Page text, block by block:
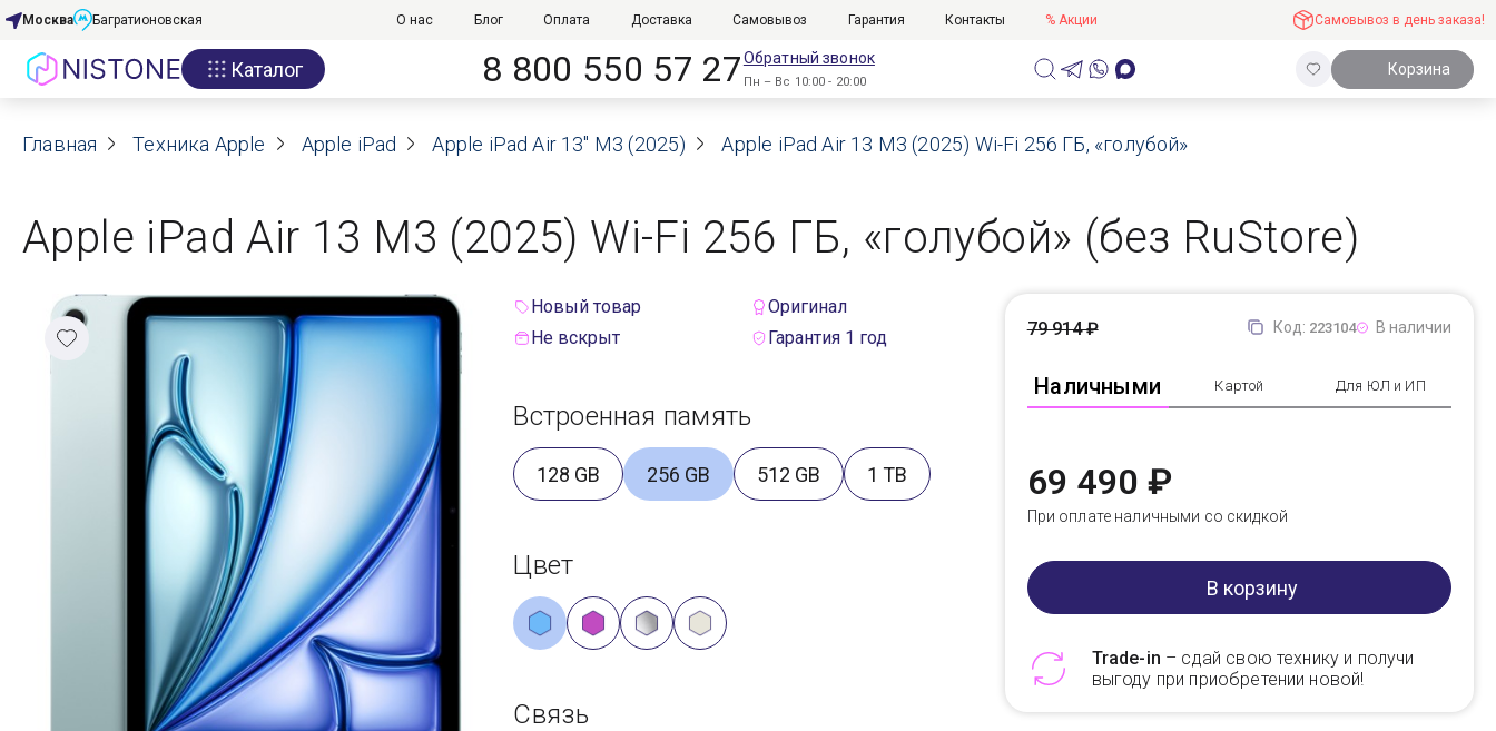
Акции
О нас
Реквизиты
Контакты
Гарантия
Оплата
Самовывоз
Trade-In
Москва Багратионовская О нас Блог Оплата Доставка Самовывоз Гарантия Контакты % Акции Самовывоз в день заказа!
Каталог 8 800 550 57 27Обратный звонок
Пн – Вс 10:00 - 20:00
Корзина
Главная Техника Apple Apple iPad Apple iPad Air 13" M3 (2025) Apple iPad Air 13 M3 (2025) Wi-Fi 256 ГБ, «голубой»
Apple iPad Air 13 M3 (2025) Wi-Fi 256 ГБ, «голубой» (без RuStore)
Новый товар
Оригинал
Не вскрыт
Гарантия 1 год
Встроенная память
128 GB 256 GB 512 GB 1 TB
Цвет
Связь
Код: 223104 В наличии
Наличными Картой Для ЮЛ и ИП
79 914 ₽
69 490 ₽
При оплате наличными со скидкой
В корзину
Trade-in – сдай свою технику и получи
выгоду при приобретении новой!